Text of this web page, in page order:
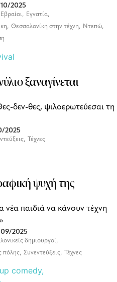
2025
Εβραίοι Εγνατία
Θεσσαλονίκη στην τέχνη Ντεπώ
ξαναγίνεται
δεν-θες, ψιλοερωτεύεσαι τη
2025
, Τέχνες
ψυχή της
παιδιά να κάνουν τέχνη
2025
δημιουργοί
πόλης Συνεντεύξεις Τέχνες